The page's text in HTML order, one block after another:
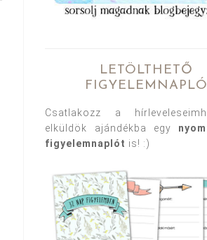
LETÖLTHETŐ
FIGYELEMNAPLÓ
Csatlakozz a
elküldök ajándékba egy
figyelemnaplót is! :)